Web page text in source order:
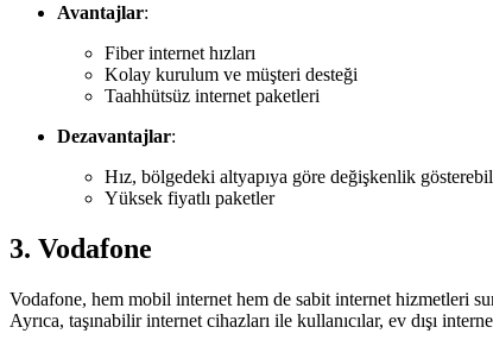
Avantajlar:
Fiber internet hızları
Kolay kurulum ve müşteri desteği
Taahhütsüz internet paketleri
Dezavantajlar:
Hız, bölgedeki altyapıya göre değişkenlik
Yüksek fiyatlı paketler
3. Vodafone
Vodafone, hem mobil internet hem de sabit internet hizmetleri
Ayrıca, taşınabilir internet cihazları ile kullanıcılar, ev dışı